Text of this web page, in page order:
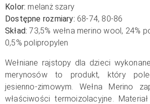
Kolor: melanż szary
Dostępne rozmiary: 68-74, 80-86
Skład: 73,5% wełna merino wool, 24%
0,5% polipropylen
Wełniane rajstopy dla dzieci
merynosów to produkt, który
jesienno-zimowym. Wełna Merino
właściwości termoizolacyjne.